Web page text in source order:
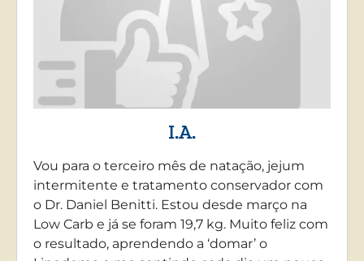
I.A.
Vou para o terceiro mês de natação, jejum
intermitente e tratamento conservador com
o Dr. Daniel Benitti. Estou desde março na
Low Carb e já se foram 19,7 kg. Muito feliz com
o resultado, aprendendo a ‘domar’ o